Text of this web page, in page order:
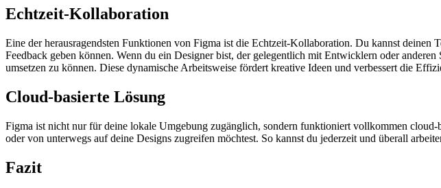
Echtzeit-Kollaboration
Eine der herausragendsten Funktionen von Figma ist die Echtzeit-Kollaboration. Du kannst
Feedback geben können. Wenn du ein Designer bist, der gelegentlich mit Entwicklern oder
umsetzen zu können. Diese dynamische Arbeitsweise fördert kreative Ideen und verbessert die
Cloud-basierte Lösung
Figma ist nicht nur für deine lokale Umgebung zugänglich, sondern funktioniert vollkommen
oder von unterwegs auf deine Designs zugreifen möchtest. So kannst du jederzeit und überall
Fazit